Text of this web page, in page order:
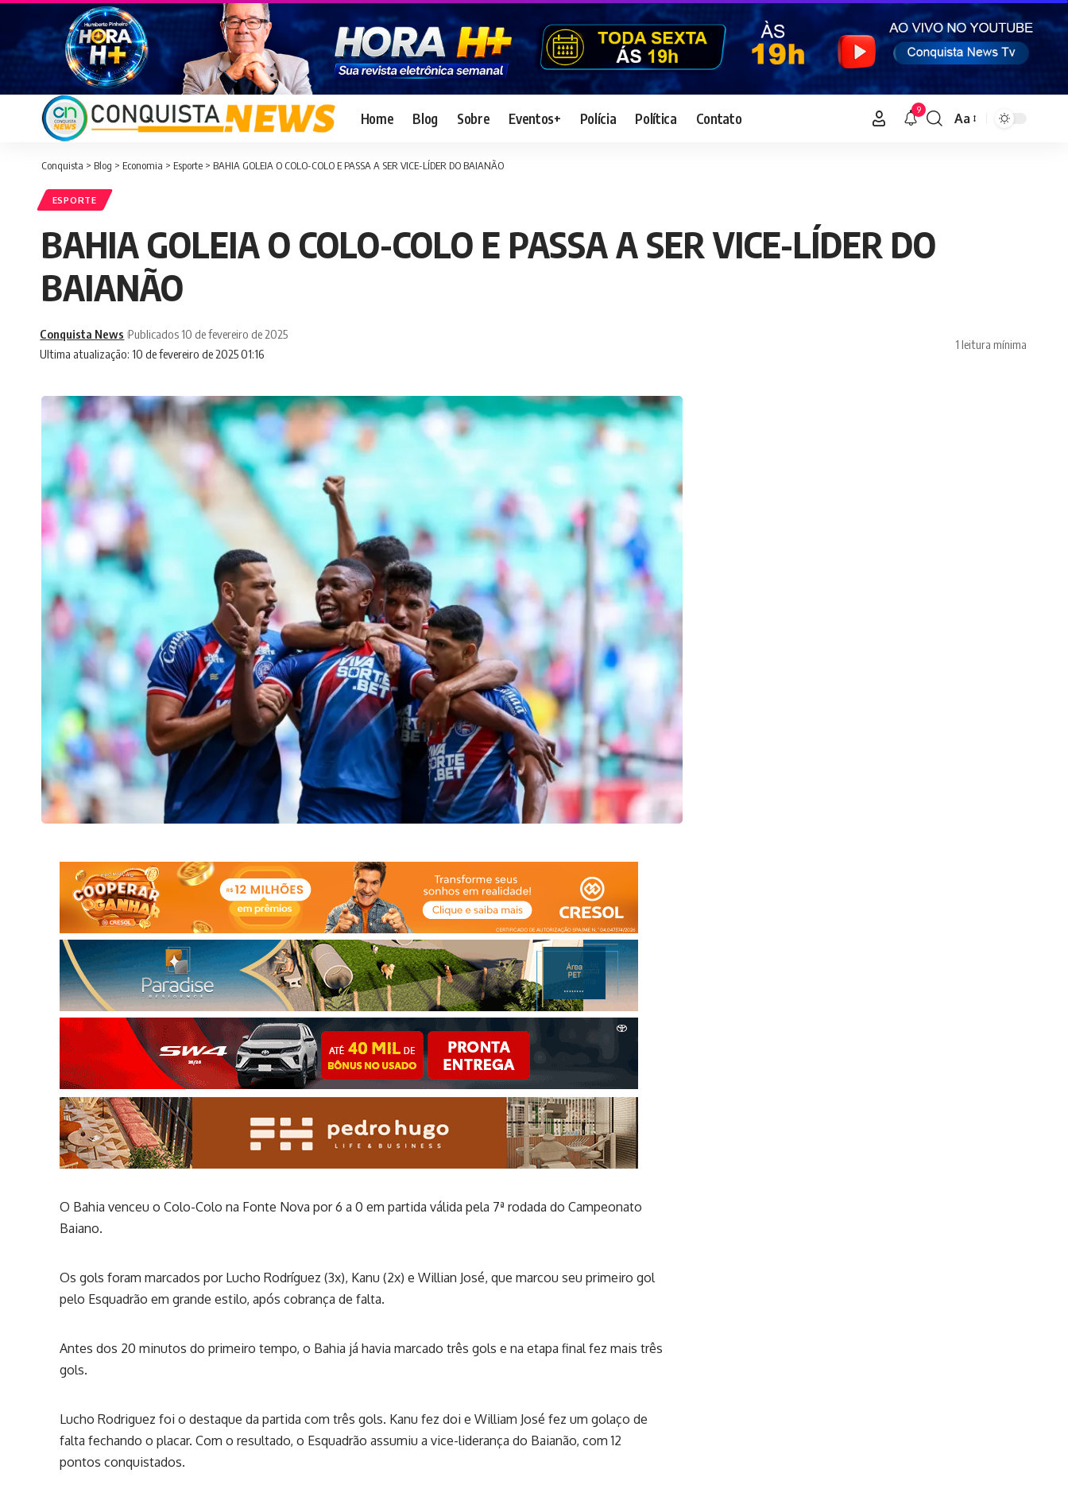
Home Blog Sobre Eventos+ Polícia Política Contato 9
Font
Aa
Conquista > Blog > Economia > Esporte > BAHIA GOLEIA O COLO-COLO E PASSA A SER VICE-LÍDER DO BAIANÃO
ESPORTE
BAHIA GOLEIA O COLO-COLO E PASSA A SER VICE-LÍDER DO
BAIANÃO
Ultima atualização: 10 de fevereiro de 2025 01:16
Conquista News Publicados 10 de fevereiro de 2025
1 leitura mínima
O Bahia venceu o Colo-Colo na Fonte Nova por 6 a 0 em partida válida pela 7ª rodada do Campeonato
Baiano.
Os gols foram marcados por Lucho Rodríguez (3x), Kanu (2x) e Willian José, que marcou seu primeiro gol
pelo Esquadrão em grande estilo, após cobrança de falta.
Antes dos 20 minutos do primeiro tempo, o Bahia já havia marcado três gols e na etapa final fez mais três
gols.
Lucho Rodriguez foi o destaque da partida com três gols. Kanu fez doi e William José fez um golaço de
falta fechando o placar. Com o resultado, o Esquadrão assumiu a vice-liderança do Baianão, com 12
pontos conquistados.